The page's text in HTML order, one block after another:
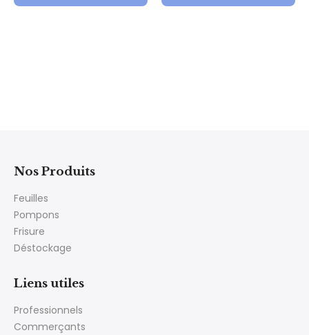
Nos Produits
Feuilles
Pompons
Frisure
Déstockage
Liens utiles
Professionnels
Commerçants